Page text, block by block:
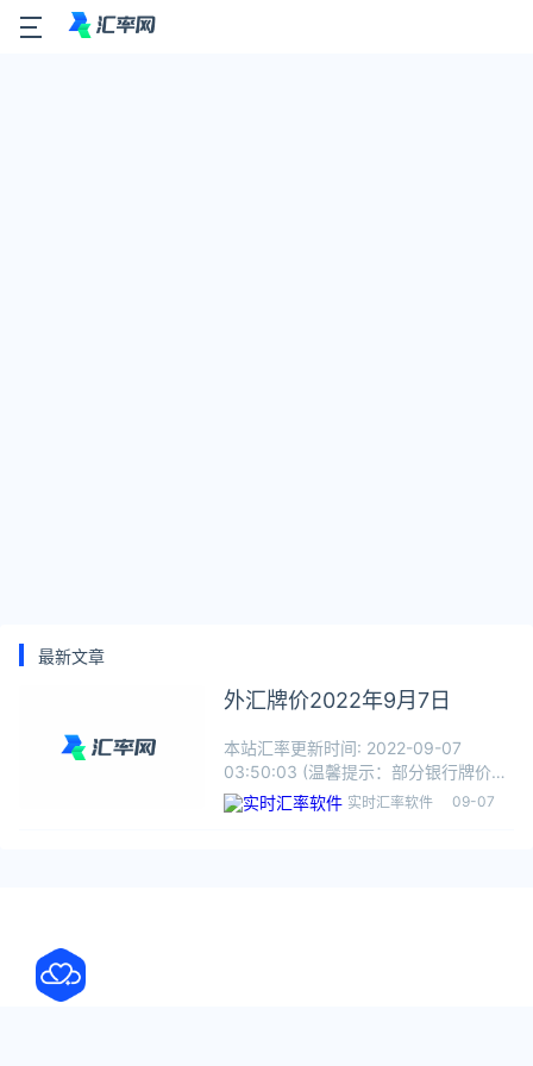
最新文章
外汇牌价2022年9月7日
本站汇率更新时间: 2022-09-07
03:50:03 (温馨提示：部分银行牌价数
据仅工作日更新，其它非工作日不更
新。)货币银 行中国银行工商银行交通
实时汇率软件 09-07